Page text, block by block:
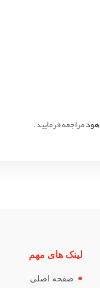
هودمراجعه فرمایید.
لینک های مهم
صفحه اصلی